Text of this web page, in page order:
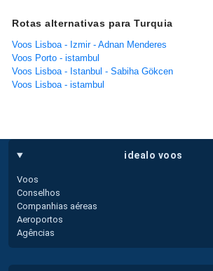
Rotas alternativas para Turquia
Voos Lisboa - Izmir - Adnan Menderes
Voos Porto - istambul
Voos Lisboa - Istanbul - Sabiha Gökcen
Voos Lisboa - istambul
idealo voos
Voos
Conselhos
Companhias aéreas
Aeroportos
Agências